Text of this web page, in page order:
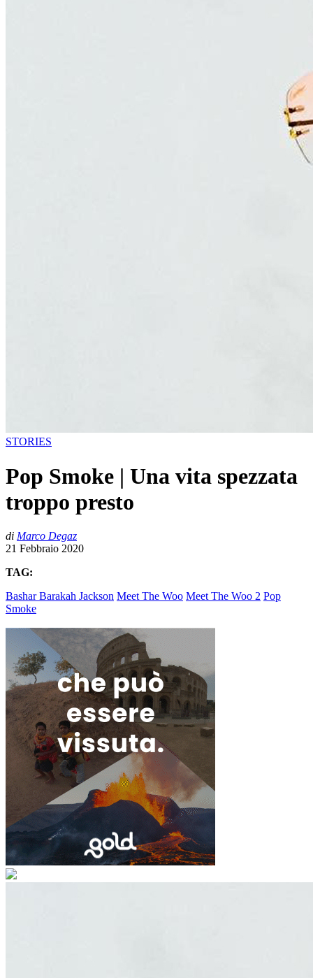
STORIES
Pop Smoke | Una vita spezzata
troppo presto
di Marco Degaz
21 Febbraio 2020
TAG:
Bashar Barakah Jackson Meet The Woo Meet The Woo 2 Pop
Smoke